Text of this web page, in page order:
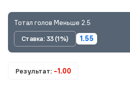
Тотал голов Меньше 2.5
Ставка: 33 (1%)
1.55
Результат: -1.00